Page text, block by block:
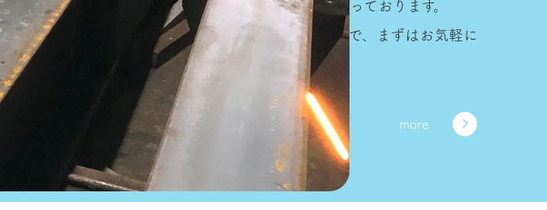
ナンバ有限会社では、鉄・スチールの加工と取付を行っております。
鉄を取り扱うことにおいては、なんでもこなせますので、まずはお気軽に
お問い合わせください。
more